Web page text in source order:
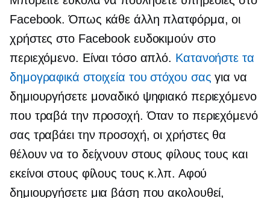
Facebook. Όπως κάθε άλλη πλατφόρμα, οι
χρήστες στο Facebook ευδοκιμούν στο
περιεχόμενο. Είναι τόσο απλό. Κατανοήστε τα
δημογραφικά στοιχεία του στόχου σας για να
δημιουργήσετε μοναδικό ψηφιακό περιεχόμενο
που τραβά την προσοχή. Όταν το περιεχόμενό
σας τραβάει την προσοχή, οι χρήστες θα
θέλουν να το δείχνουν στους φίλους τους και
εκείνοι στους φίλους τους κ.λπ. Αφού
δημιουργήσετε μια βάση που ακολουθεί,